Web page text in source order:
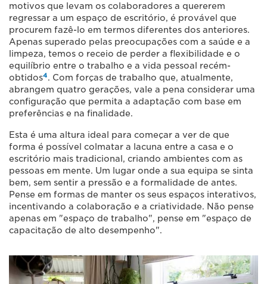
motivos que levam os colaboradores a quererem
regressar a um espaço de escritório, é provável que
procurem fazê-lo em termos diferentes dos anteriores.
Apenas superado pelas preocupações com a saúde e a
limpeza, temos o receio de perder a flexibilidade e o
equilíbrio entre o trabalho e a vida pessoal recém-
obtidos4. Com forças de trabalho que, atualmente,
abrangem quatro gerações, vale a pena considerar uma
configuração que permita a adaptação com base em
preferências e na finalidade.
Esta é uma altura ideal para começar a ver de que
forma é possível colmatar a lacuna entre a casa e o
escritório mais tradicional, criando ambientes com as
pessoas em mente. Um lugar onde a sua equipa se sinta
bem, sem sentir a pressão e a formalidade de antes.
Pense em formas de manter os seus espaços interativos,
incentivando a colaboração e a criatividade. Não pense
apenas em "espaço de trabalho", pense em "espaço de
capacitação de alto desempenho".